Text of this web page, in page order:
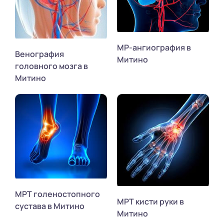
Венография
головного мозга в
Митино
МР-ангиография в
Митино
МРТ голеностопного
сустава в Митино
МРТ кисти руки в
Митино